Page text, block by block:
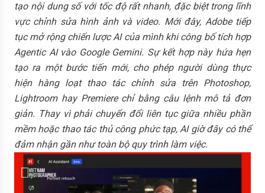
tạo nội dung số với tốc độ rất nhanh, đặc biệt trong lĩnh
vực chỉnh sửa hình ảnh và video. Mới đây, Adobe tiếp
tục mở rộng chiến lược AI của mình khi công bố tích hợp
Agentic AI vào Google Gemini. Sự kết hợp này hứa hẹn
tạo ra một bước tiến mới, cho phép người dùng thực
hiện hàng loạt thao tác chỉnh sửa trên Photoshop,
Lightroom hay Premiere chỉ bằng câu lệnh mô tả đơn
giản. Thay vì phải chuyển đổi liên tục giữa nhiều phần
mềm hoặc thao tác thủ công phức tạp, AI giờ đây có thể
đảm nhận gần như toàn bộ quy trình làm việc.